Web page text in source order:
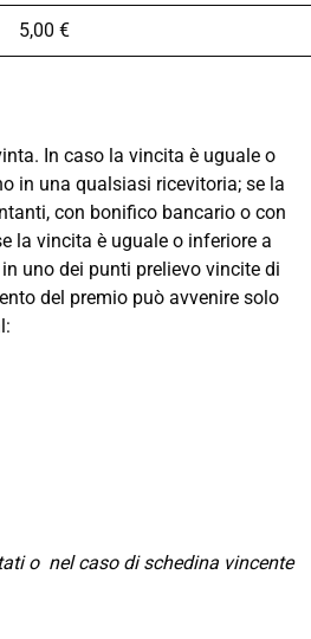
5,00 €
In caso la vincita è uguale o
in una qualsiasi ricevitoria; se la
con bonifico bancario o con
la vincita è uguale o inferiore a
uno dei punti prelievo vincite di
del premio può avvenire solo
o nel caso di schedina vincente